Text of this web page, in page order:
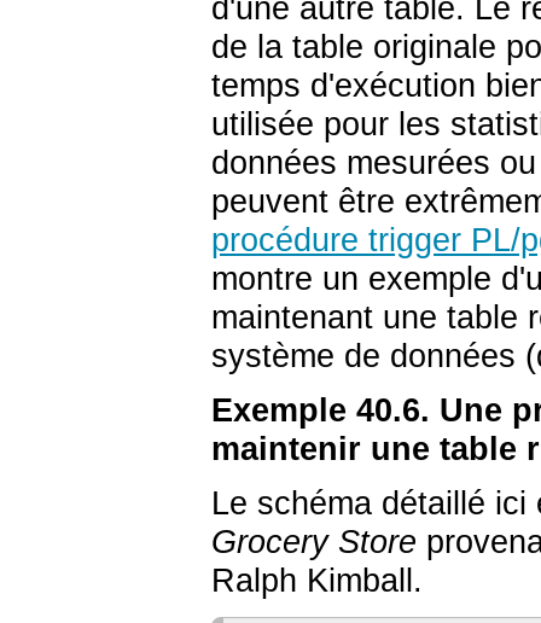
d'une autre table. Le
de la table originale
temps d'exécution
utilisée pour les
données mesurées
peuvent être
procédure trigger PL/
montre un exemple
maintenant une table
système de données
Exemple 40.6. Une
maintenir une table
Le schéma détaillé
Grocery Store
Ralph Kimball.